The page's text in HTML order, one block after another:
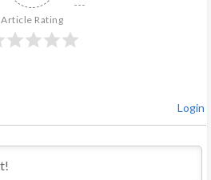
Article Rating
Login